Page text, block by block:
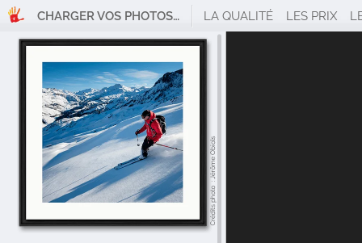
CHARGER VOS PHOTOS… LA QUALITÉ LES PRIX